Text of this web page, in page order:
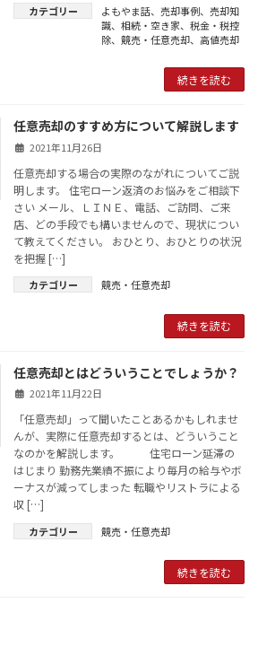
カテゴリー よもやま話、 売却事例、 売却知
識、相続・空き家、税金・税控
除、競売・任意売却、高値売却
続きを読む
任意売却のすすめ方について解説します
2021年11月26日
任意売却する場合の実際のながれについてご説
明します。 住宅ローン返済のお悩みをご相談下
さい メール、ＬＩＮＥ、電話、ご訪問、ご来
店、どの手段でも構いませんので、現状につい
て教えてください。 おひとり、おひとりの状況
を把握 […]
カテゴリー 競売・任意売却
続きを読む
任意売却とはどういうことでしょうか？
2021年11月22日
「任意売却」って聞いたことあるかもしれませ
んが、実際に任意売却するとは、どういうこと
なのかを解説します。 住宅ローン延滞の
はじまり 勤務先業績不振により毎月の給与やボ
ーナスが減ってしまった 転職やリストラによる
収 […]
カテゴリー 競売・任意売却
続きを読む